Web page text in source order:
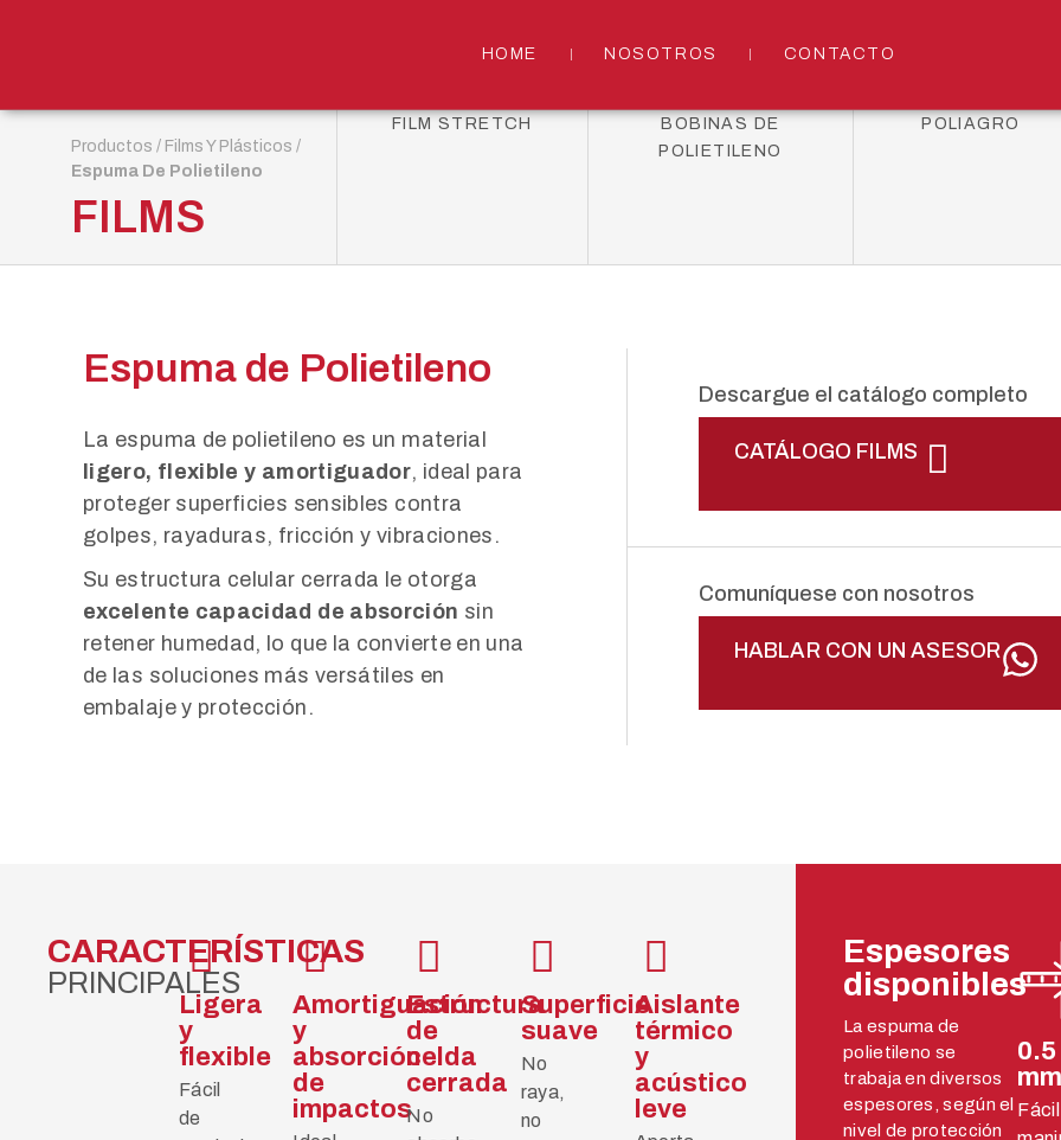
HOME NOSOTROS CONTACTO
Productos / Films Y Plásticos /
Espuma De Polietileno
FILMS
FILM STRETCH
BOBINAS DE
POLIETILENO
POLIAGRO
Espuma de Polietileno
La espuma de polietileno es un material
ligero, flexible y amortiguador, ideal para
proteger superficies sensibles contra
golpes, rayaduras, fricción y vibraciones.
Su estructura celular cerrada le otorga
excelente capacidad de absorción sin
retener humedad, lo que la convierte en una
de las soluciones más versátiles en
embalaje y protección.
Descargue el catálogo completo
CATÁLOGO FILMS
Comuníquese con nosotros
HABLAR CON UN ASESOR
CARACTERÍSTICAS
PRINCIPALES
Ligera
y
flexible
Fácil
de
Amortiguación
y
absorción
de
impactos
Estructura
de
celda
cerrada
No
Superficie
suave
No
raya,
no
Aislante
térmico
y
acústico
leve
Espesores
disponibles
La espuma de
polietileno se
trabaja en diversos
espesores, según el
nivel de protección
0.5
mm